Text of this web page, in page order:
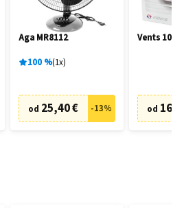
Aga MR8112
100% 1x
od 25,40 € -13%
Vents 100
od